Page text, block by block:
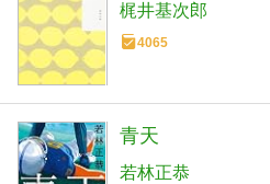
梶井基次郎
4065
青天
若林正恭